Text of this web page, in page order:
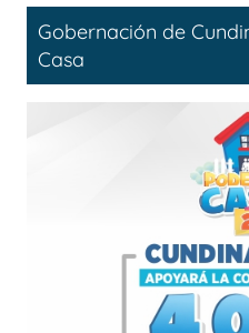
Gobernación de
Casa